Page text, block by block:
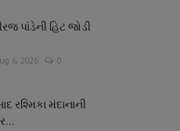
પાંડેની હિટ જોડી
6, 2026 0
રશ્મિકા મંદાનાની